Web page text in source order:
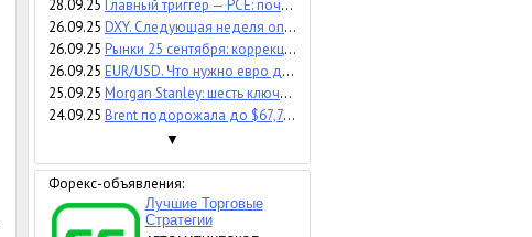
28.09.25 Главный триггер — PCE: почему золото держится на вершине и что происходит с остальными драгметаллами
26.09.25 DXY. Следующая неделя определит тренд по доллару
26.09.25 Рынки 25 сентября: коррекция на нефтяном рынке и ожидания вокруг золота
26.09.25 EUR/USD. Что нужно евро для роста?
25.09.25 Morgan Stanley: шесть ключевых акций в сфере ИИ
24.09.25 Brent подорожала до $67,7 на фоне геополитических рисков и новостей из Ирака
▼
Форекс-объявления: